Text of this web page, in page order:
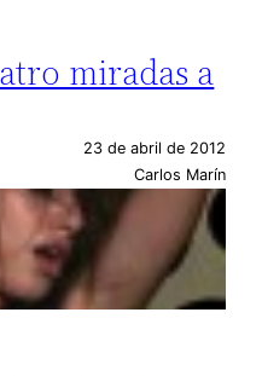
miradas a
23 de abril de 2012
Carlos Marín